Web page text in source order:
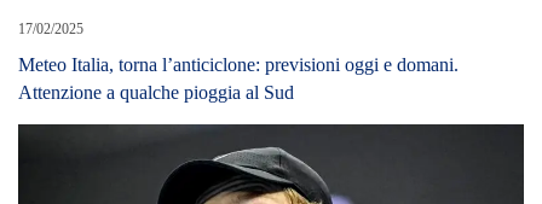
17/02/2025
Meteo Italia, torna l’anticiclone: previsioni oggi e domani.
Attenzione a qualche pioggia al Sud